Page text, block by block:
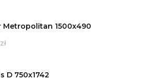
Metropolitan 1500x490
zł
D 750x1742